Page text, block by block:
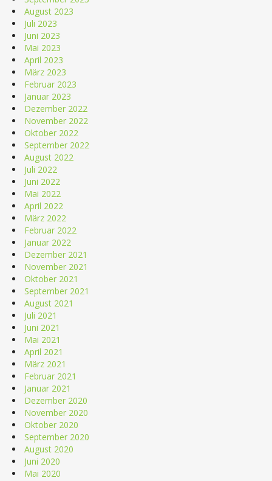
August 2023
Juli 2023
Juni 2023
Mai 2023
April 2023
März 2023
Februar 2023
Januar 2023
Dezember 2022
November 2022
Oktober 2022
September 2022
August 2022
Juli 2022
Juni 2022
Mai 2022
April 2022
März 2022
Februar 2022
Januar 2022
Dezember 2021
November 2021
Oktober 2021
September 2021
August 2021
Juli 2021
Juni 2021
Mai 2021
April 2021
März 2021
Februar 2021
Januar 2021
Dezember 2020
November 2020
Oktober 2020
September 2020
August 2020
Juni 2020
Mai 2020